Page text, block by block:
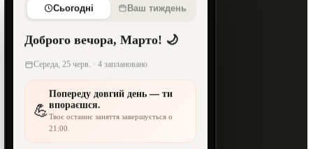
Сьогодні Ваш тиждень
Доброго вечора, Марто! 🌙
Середа, 25 черв. · 4 заплановано
💪
Попереду довгий день — ти
впораєшся.
Твоє останнє заняття завершується о
21:00.